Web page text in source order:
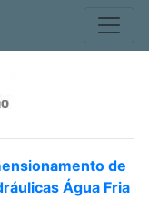
de
Água Fria